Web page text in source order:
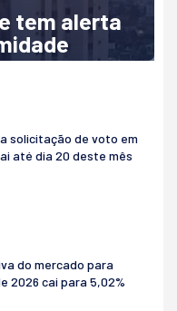
tem alerta
solicitação de voto em
até dia 20 deste mês
do mercado para
2026 cai para 5,02%